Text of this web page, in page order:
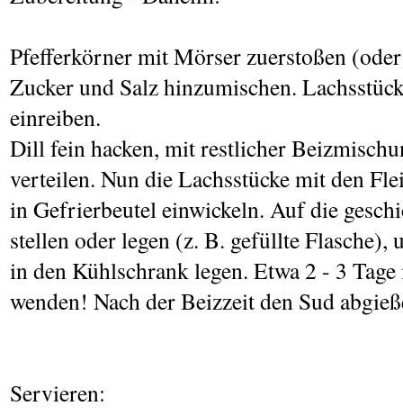
Pfefferkörner mit Mörser zuerstoßen
Zucker und Salz hinzumischen.
einreiben.
Dill fein hacken, mit restlicher
verteilen. Nun die Lachsstücke mit den
in Gefrierbeutel einwickeln. Auf die
stellen oder legen (z. B. gefüllte Flasche),
in den Kühlschrank legen. Etwa 2 - 3
wenden! Nach der Beizzeit den Sud
Servieren: